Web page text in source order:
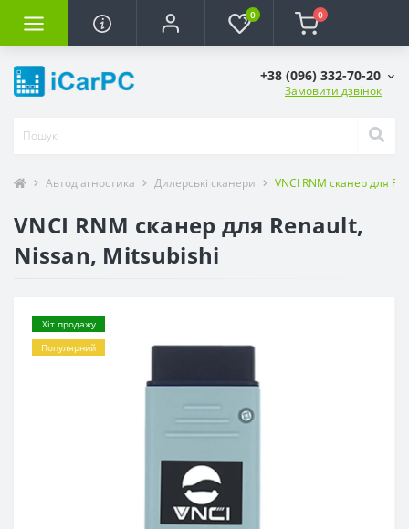
0 0
+38 (096) 332-70-20
Замовити дзвінок
Автодіагностика Дилерські сканери VNCI RNM сканер для
VNCI RNM сканер для Renault,
Nissan, Mitsubishi
Хіт продажу
Популярний